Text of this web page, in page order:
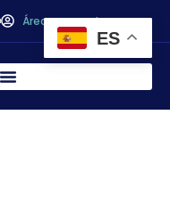
Área personal
ES